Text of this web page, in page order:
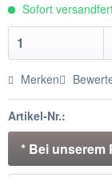
Sofort
Merken
Artikel-Nr.:
* Bei unserem